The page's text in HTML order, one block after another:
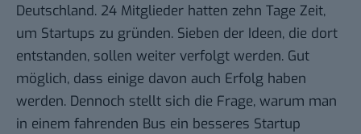
Deutschland. 24 Mitglieder hatten zehn Tage Zeit,
um Startups zu gründen. Sieben der Ideen, die dort
entstanden, sollen weiter verfolgt werden. Gut
möglich, dass einige davon auch Erfolg haben
werden. Dennoch stellt sich die Frage, warum man
in einem fahrenden Bus ein besseres Startup